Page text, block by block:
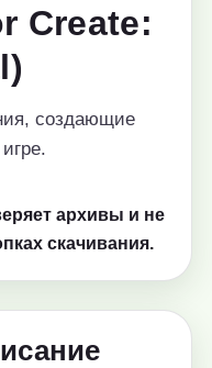
Create:
создающие
архивы и не
скачивания.